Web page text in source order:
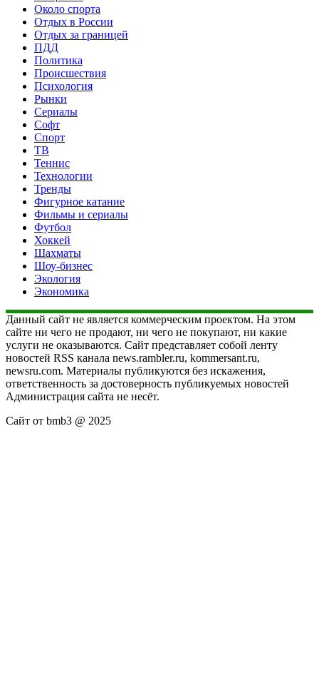
Около спорта
Отдых в России
Отдых за границей
ПДД
Политика
Происшествия
Психология
Рынки
Сериалы
Софт
Спорт
ТВ
Теннис
Технологии
Тренды
Фигурное катание
Фильмы и сериалы
Футбол
Хоккей
Шахматы
Шоу-бизнес
Экология
Экономика
Данный сайт не является коммерческим проектом. На этом
сайте ни чего не продают, ни чего не покупают, ни какие
услуги не оказываются. Сайт представляет собой ленту
новостей RSS канала news.rambler.ru, kommersant.ru,
newsru.com. Материалы публикуются без искажения,
ответственность за достоверность публикуемых новостей
Администрация сайта не несёт.
Сайт от bmb3 @ 2025